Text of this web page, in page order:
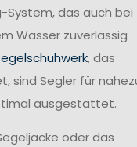
das auch bei
Wasser zuverlässig
, das
sind Segler für
ausgestattet.
oder das